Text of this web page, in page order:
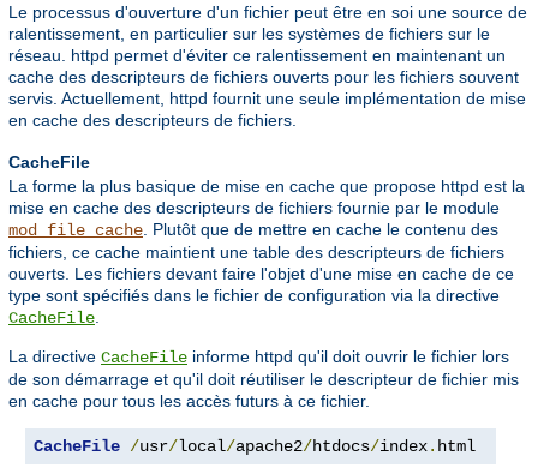
Le processus d'ouverture d'un fichier peut être en soi une source de
ralentissement, en particulier sur les systèmes de fichiers sur le
réseau. httpd permet d'éviter ce ralentissement en maintenant un
cache des descripteurs de fichiers ouverts pour les fichiers souvent
servis. Actuellement, httpd fournit une seule implémentation de mise
en cache des descripteurs de fichiers.
CacheFile
La forme la plus basique de mise en cache que propose httpd est la
mise en cache des descripteurs de fichiers fournie par le module
mod_file_cache . Plutôt que de mettre en cache le contenu des
fichiers, ce cache maintient une table des descripteurs de fichiers
ouverts. Les fichiers devant faire l'objet d'une mise en cache de ce
type sont spécifiés dans le fichier de configuration via la directive
CacheFile
La directive CacheFile informe httpd qu'il doit ouvrir le fichier lors
de son démarrage et qu'il doit réutiliser le descripteur de fichier mis
en cache pour tous les accès futurs à ce fichier.
CacheFile /usr/local/apache2/htdocs/index. html